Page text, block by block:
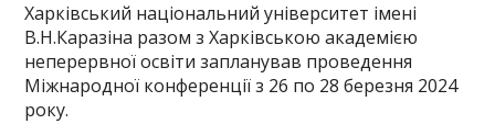
Харківський національний університет імені
В.Н.Каразіна разом з Харківською академією
неперервної освіти запланував проведення
Міжнародної конференції з 26 по 28 березня 2024
року.